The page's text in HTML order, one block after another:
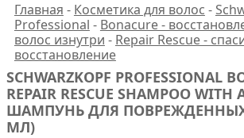
Главная - Косметика для волос -
Professional - Bonacure -
волос изнутри - Repair Rescue -
восстановление
SCHWARZKOPF PROFESSIONAL
REPAIR RESCUE SHAMPOO WITH
ШАМПУНЬ ДЛЯ ПОВРЕЖДЕННЫХ
МЛ)